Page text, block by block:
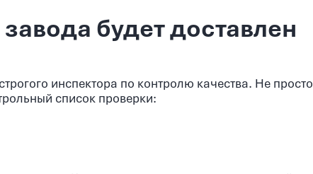
будет доставлен
инспектора по контролю качества. Не просто
список проверки: